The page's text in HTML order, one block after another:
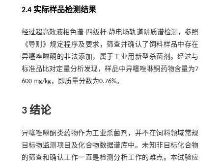
2.4 实际样品检测结果
经过超高效液相色谱-四级杆-静电场轨道阱质谱检测，参照
《导则》规定程序及要求，筛查并确认了饲料样品中存在
异噻唑啉酮的非法添加，属于工业用新型杀菌剂。经过与
标准品比对定量分析发现，样品中异噻唑啉酮药物含量为7
600 mg/kg，即质量分数为0.76%。
3 结论
异噻唑啉酮类药物作为工业杀菌剂，并不在饲料领域常规
目标物监测项目及化合物数据谱库中。未知非目标化合物
的筛查和确认工作一直是检测分析工作的难点。本试验应